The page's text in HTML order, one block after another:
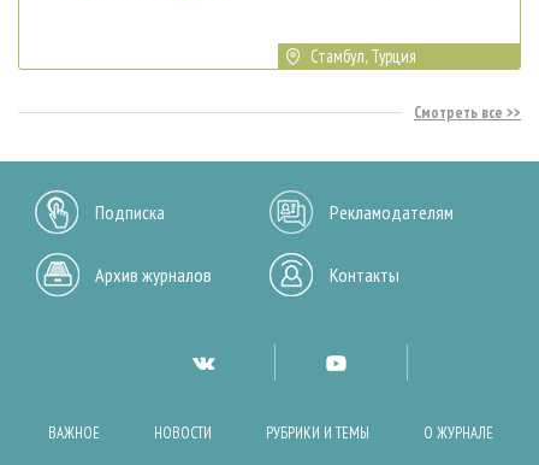
Стамбул, Турция
Смотреть все
Подписка Рекламодателям
Архив журналов Контакты
ВАЖНОЕ НОВОСТИ РУБРИКИ И ТЕМЫ О ЖУРНАЛЕ